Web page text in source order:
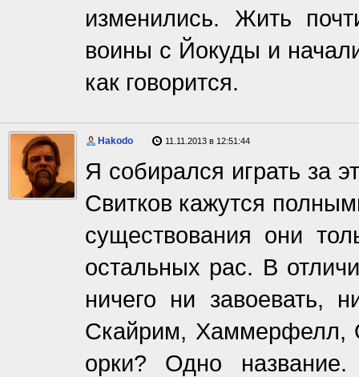
изменились. Жить
воины с Йокуды и
как говорится.
Hakodo 11.11.2013 в 12:51:44
Я собирался играть за
Свитков кажутся
существования они
остальных рас. В
ничего ни завоевать,
Скайрим, Хаммерфелл,
орки? Одно